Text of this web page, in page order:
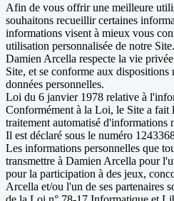
Afin de vous offrir une meilleure
souhaitons recueillir certaines
informations visent à mieux vous
utilisation personnalisée de notre Site.
Damien Arcella respecte la vie
Site, et se conforme aux dispositions
données personnelles.
Loi du 6 janvier 1978 relative à
Conformément à la Loi, le Site a fait
traitement automatisé
Il est déclaré sous le numéro
Les informations personnelles que
transmettre à Damien Arcella pour
pour la participation à des jeux,
Arcella et/ou l'un de ses partenaires